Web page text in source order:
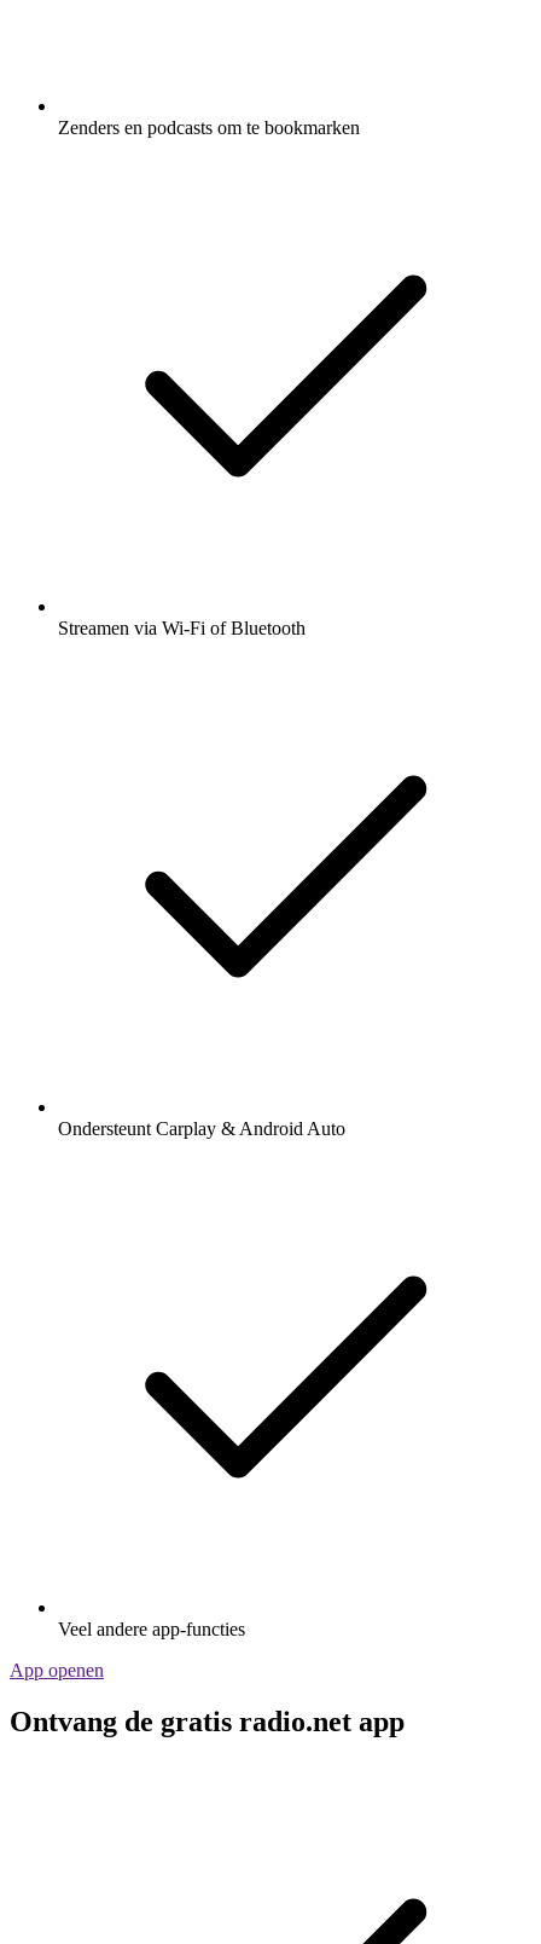
Zenders en podcasts om te bookmarken
Streamen via Wi-Fi of Bluetooth
Ondersteunt Carplay & Android Auto
Veel andere app-functies
App openen
Ontvang de gratis radio.net app